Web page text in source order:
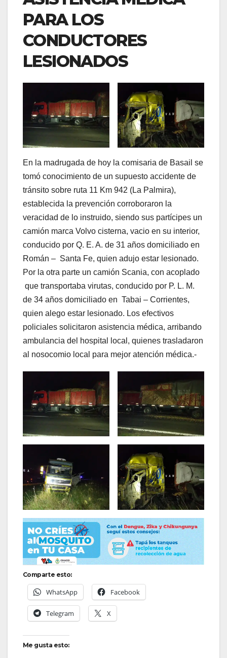
PARA LOS
CONDUCTORES
LESIONADOS
En la madrugada de hoy la comisaria de Basail se
tomó conocimiento de un supuesto accidente de
tránsito sobre ruta 11 Km 942 (La Palmira),
establecida la prevención corroboraron la
veracidad de lo instruido, siendo sus partícipes un
camión marca Volvo cisterna, vacio en su interior,
conducido por Q. E. A. de 31 años domiciliado en
Román – Santa Fe, quien adujo estar lesionado.
Por la otra parte un camión Scania, con acoplado
que transportaba virutas, conducido por P. L. M.
de 34 años domiciliado en Tabai – Corrientes,
quien alego estar lesionado. Los efectivos
policiales solicitaron asistencia médica, arribando
ambulancia del hospital local, quienes trasladaron
al nosocomio local para mejor atención médica.-
Comparte esto:
WhatsApp Facebook
Telegram X
Me gusta esto: